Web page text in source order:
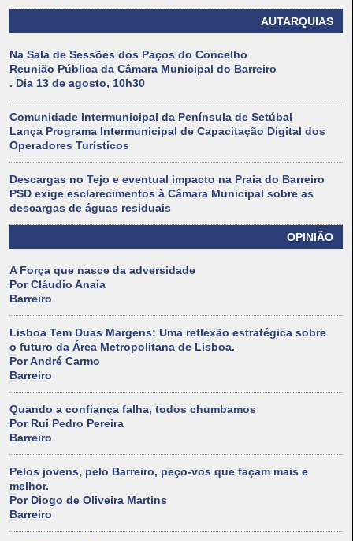
AUTARQUIAS
Na Sala de Sessões dos Paços do Concelho
Reunião Pública da Câmara Municipal do Barreiro
. Dia 13 de agosto, 10h30
Comunidade Intermunicipal da Península de Setúbal
Lança Programa Intermunicipal de Capacitação Digital dos
Operadores Turísticos
Descargas no Tejo e eventual impacto na Praia do Barreiro
PSD exige esclarecimentos à Câmara Municipal sobre as
descargas de águas residuais
OPINIÃO
A Força que nasce da adversidade
Por Cláudio Anaia
Barreiro
Lisboa Tem Duas Margens: Uma reflexão estratégica sobre
o futuro da Área Metropolitana de Lisboa.
Por André Carmo
Barreiro
Quando a confiança falha, todos chumbamos
Por Rui Pedro Pereira
Barreiro
Pelos jovens, pelo Barreiro, peço-vos que façam mais e
melhor.
Por Diogo de Oliveira Martins
Barreiro